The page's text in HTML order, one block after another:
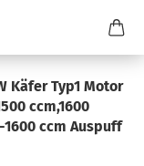
Käfer Typ1 Motor
ccm,1600
1600 ccm Auspuff